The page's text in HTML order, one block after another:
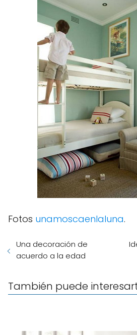
Fotos unamoscaenlaluna.
Una decoración de
acuerdo a la edad
También puede